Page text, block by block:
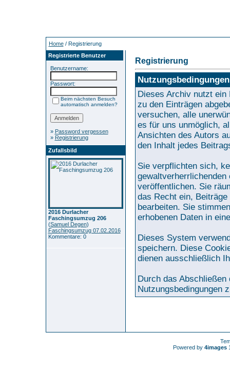
Home/ Registrierung
Registrierte Benutzer
Benutzername:
Passwort:
Beim nächsten Besuch
automatisch anmelden?
» Password vergessen
» Registrierung
Zufallsbild
2016 Durlacher
Faschingsumzug 206
(Samuel Degen)
Faschingsumzug 07.02.2016
Kommentare: 0
Registrierung
Dieses Archiv nutzt ein
zu den Einträgen
versuchen, alle
es für uns unmöglich,
Ansichten des Autors
den Inhalt jedes
Sie verpflichten sich,
veröffentlichen. Sie
das Recht ein,
bearbeiten. Sie
erhobenen Daten in
Dieses System
speichern. Diese
dienen ausschließlich
Durch das
Nutzungsbedingungen
Powered by 4images